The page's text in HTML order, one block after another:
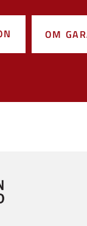
OM